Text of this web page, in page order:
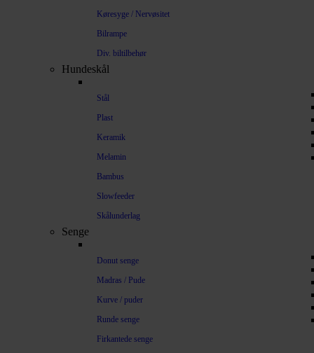
Køresyge / Nervøsitet
Bilrampe
Div. biltilbehør
Hundeskål
Stål
Plast
Keramik
Melamin
Bambus
Slowfeeder
Skålunderlag
Senge
Donut senge
Madras / Pude
Kurve / puder
Runde senge
Firkantede senge